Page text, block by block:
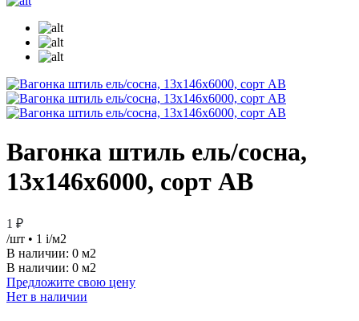
Вагонка штиль ель/сосна,
13х146х6000, сорт АВ
1 ₽
/шт • 1 i/м2
В наличии: 0 м2
В наличии: 0 м2
Предложите свою цену
Нет в наличии